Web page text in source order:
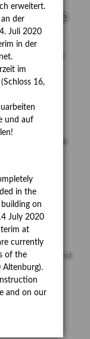
Exlibris
Fotografie
Müller
Heldinnen
Jubiläum
Kunst
von Kühl
Lehmbruck
Neue Remise
Pohlhof
Rehfeld
Sonderausstellung
studioDIGITAL
Video
Videokunst
Wolf and Dog
im
erweitert.
der
Juli 2020
in der
im
16,
und auf
in the
on
July 2020
at
currently
of the
Altenburg).
and on our